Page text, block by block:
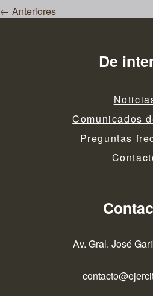
de
← Anteriores
De
Comunicados
Preguntas
Av. Gral. José